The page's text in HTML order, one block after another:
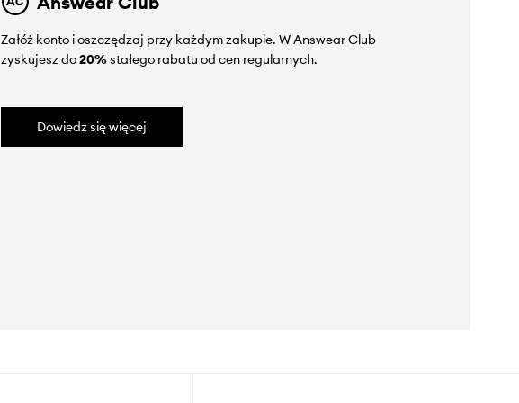
Załóż konto i oszczędzaj przy każdym zakupie. W Answear Club
zyskujesz do20%stałego rabatu od cen regularnych.
Dowiedz się więcej